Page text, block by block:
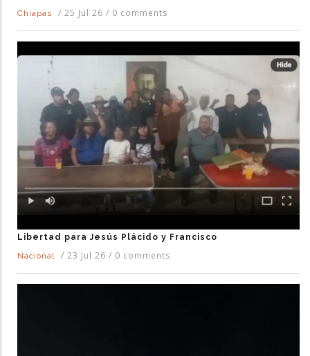
Chiapas
/ 25 Jul 26 / 0 comments
Libertad para Jesús Plácido y Francisco
Nacional
/ 23 Jul 26 / 0 comments